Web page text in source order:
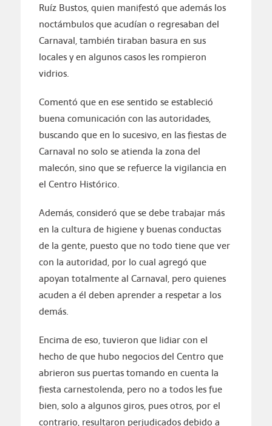
Ruíz Bustos, quien manifestó que además los
noctámbulos que acudían o regresaban del
Carnaval, también tiraban basura en sus
locales y en algunos casos les rompieron
vidrios.
Comentó que en ese sentido se estableció
buena comunicación con las autoridades,
buscando que en lo sucesivo, en las fiestas de
Carnaval no solo se atienda la zona del
malecón, sino que se refuerce la vigilancia en
el Centro Histórico.
Además, consideró que se debe trabajar más
en la cultura de higiene y buenas conductas
de la gente, puesto que no todo tiene que ver
con la autoridad, por lo cual agregó que
apoyan totalmente al Carnaval, pero quienes
acuden a él deben aprender a respetar a los
demás.
Encima de eso, tuvieron que lidiar con el
hecho de que hubo negocios del Centro que
abrieron sus puertas tomando en cuenta la
fiesta carnestolenda, pero no a todos les fue
bien, solo a algunos giros, pues otros, por el
contrario, resultaron perjudicados debido a